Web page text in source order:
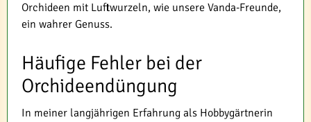
Orchideen mit Luftwurzeln, wie unsere Vanda-Freunde,
ein wahrer Genuss.
Häufige Fehler bei der
Orchideendüngung
In meiner langjährigen Erfahrung als Hobbygärtnerin